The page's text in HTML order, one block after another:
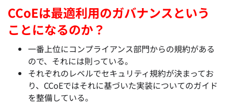
CCoEは最適利用のガバナンスという
ことになるのか？
一番上位にコンプライアンス部門からの規約がある
ので、それには則っている。
それぞれのレベルでセキュリティ規約が決まってお
り、CCoEではそれに基づいた実装についてのガイド
を整備している。